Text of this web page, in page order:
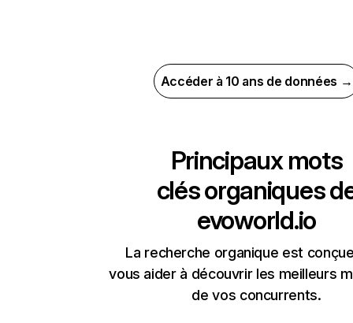
Accéder à 10 ans de données →
Principaux mots
clés organiques
evoworld.io
La recherche organique est
vous aider à découvrir les meilleurs
de vos concurrents.